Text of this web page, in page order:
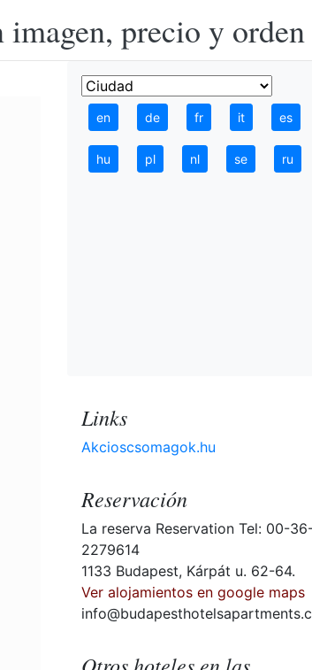
precio y orden
en de fr it es
hu pl nl se ru
Links
Akcioscsomagok.hu
Reservación
La reserva Reservation Tel: 00-
2279614
1133 Budapest, Kárpát u. 62-64.
Ver alojamientos en google maps